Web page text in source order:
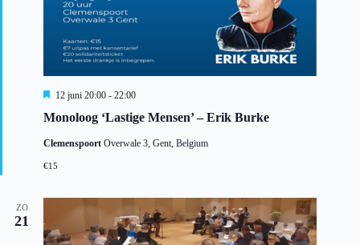
Monoloog ‘Lastige Mensen’ – Erik Burke
U
t
e
i
h
12 juni 20:00 - 22:00
Clemenspoort Overwale 3, Gent, Belgium
€15
ZO
21